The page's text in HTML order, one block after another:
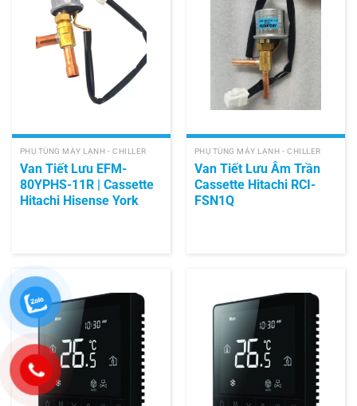
PHỤ TÙNG MÁY LẠNH - CHILLER
Van Tiết Lưu EFM-
80YPHS-11R | Cassette
Hitachi Hisense York
PHỤ TÙNG MÁY LẠNH - CHILLER
Van Tiết Lưu Âm Trần
Cassette Hitachi RCI-
FSN1Q